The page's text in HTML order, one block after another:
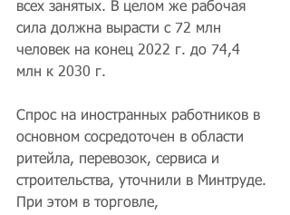
всех занятых. В целом же рабочая
сила должна вырасти с 72 млн
человек на конец 2022 г. до 74,4
млн к 2030 г.
Спрос на иностранных работников в
основном сосредоточен в области
ритейла, перевозок, сервиса и
строительства, уточнили в Минтруде.
При этом в торговле,